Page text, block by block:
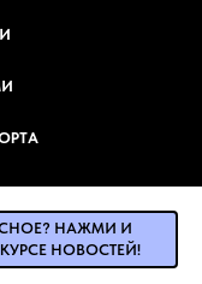
НАЖМИ И
НОВОСТЕЙ!